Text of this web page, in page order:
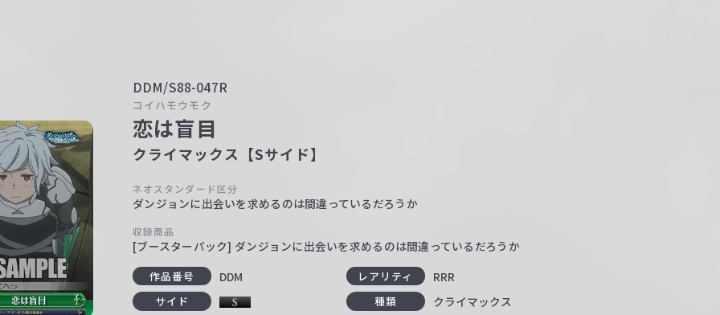
DDM/S88-047R
コイハモウモク
恋は盲目
クライマックス【Sサイド】
ネオスタンダード区分
ダンジョンに出会いを求めるのは間違っているだろうか
収録商品
[ブースターパック] ダンジョンに出会いを求めるのは間違っているだろうか
作品番号 DDM レアリティ RRR
サイド 種類 クライマックス